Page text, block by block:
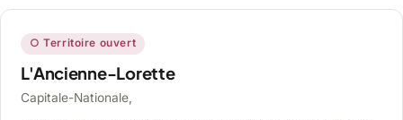
○ Territoire ouvert
L'Ancienne-Lorette
Capitale-Nationale,